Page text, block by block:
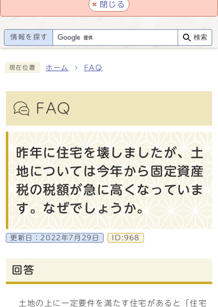
閉じる
情報を探す 検索
現在位置 ホーム FAQ
FAQ
昨年に住宅を壊しましたが、土
地については今年から固定資産
税の税額が急に高くなっていま
す。なぜでしょうか。
更新日： 2022年7月29日 ID:968
回答
土地の上に一定要件を満たす住宅があると「住宅